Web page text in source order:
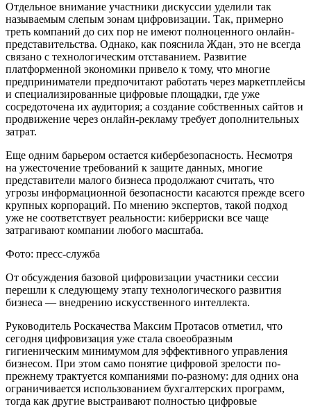
Отдельное внимание участники дискуссии уделили так
называемым слепым зонам цифровизации. Так, примерно
треть компаний до сих пор не имеют полноценного онлайн-
представительства. Однако, как пояснила Ждан, это не всегда
связано с технологическим отставанием. Развитие
платформенной экономики привело к тому, что многие
предприниматели предпочитают работать через маркетплейсы
и специализированные цифровые площадки, где уже
сосредоточена их аудитория; а создание собственных сайтов и
продвижение через онлайн-рекламу требует дополнительных
затрат.
Еще одним барьером остается кибербезопасность. Несмотря
на ужесточение требований к защите данных, многие
представители малого бизнеса продолжают считать, что
угрозы информационной безопасности касаются прежде всего
крупных корпораций. По мнению экспертов, такой подход
уже не соответствует реальности: киберриски все чаще
затрагивают компании любого масштаба.
Фото: пресс-служба
От обсуждения базовой цифровизации участники сессии
перешли к следующему этапу технологического развития
бизнеса — внедрению искусственного интеллекта.
Руководитель Роскачества Максим Протасов отметил, что
сегодня цифровизация уже стала своеобразным
гигиеническим минимумом для эффективного управления
бизнесом. При этом само понятие цифровой зрелости по-
прежнему трактуется компаниями по-разному: для одних она
ограничивается использованием бухгалтерских программ,
тогда как другие выстраивают полностью цифровые